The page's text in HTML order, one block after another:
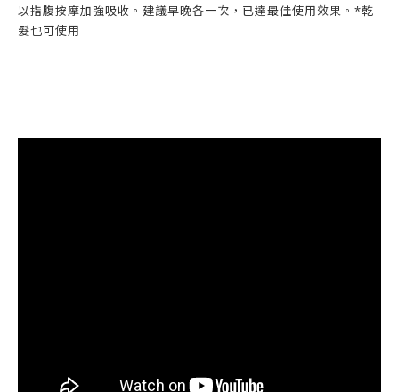
以指腹按摩加強吸收。建議早晚各一次，已達最佳使用效果。*乾
髮也可使用